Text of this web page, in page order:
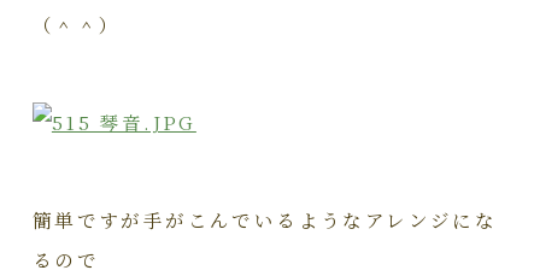
（＾＾）
簡単ですが手がこんでいるようなアレンジにな
るので